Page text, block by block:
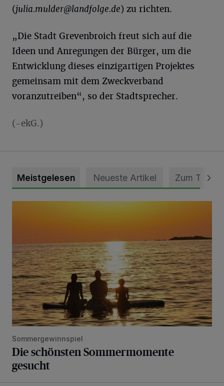
(julia.mulder@landfolge.de) zu richten.
„Die Stadt Grevenbroich freut sich auf die
Ideen und Anregungen der Bürger, um die
Entwicklung dieses einzigartigen Projektes
gemeinsam mit dem Zweckverband
voranzutreiben“, so der Stadtsprecher.
(-ekG.)
Meistgelesen Neueste Artikel Zum Thema
Die schönsten Sommermomente gesucht
Sommergewinnspiel
Die schönsten Sommermomente
gesucht